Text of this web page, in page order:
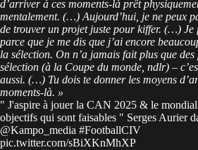
d’arriver à ces moments-là prêt
mentalement. (…) Aujourd’hui, je ne peux
de trouver un projet juste pour kiffer. (…) Je
parce que je me dis que j’ai encore
la sélection. On n’a jamais fait plus que des
sélection (à la Coupe du monde, ndlr) –
aussi. (…) Tu dois te donner les moyens
moments-là. »
" J'aspire à jouer la CAN 2025 & le
objectifs qui sont faisables " Serges Aurier
@Kampo_media #FootballCIV
pic.twitter.com/sBiXKnMhXP